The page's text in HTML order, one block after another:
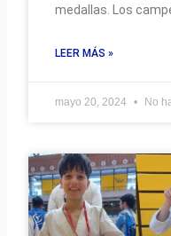
medallas. Los
LEER MÁS »
mayo 20, 2024 No